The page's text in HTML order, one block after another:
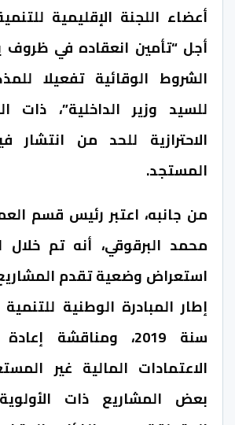
أعضاء اللجنة الإقليمية
أجل “تأمين انعقاده في ظروف
الشروط الوقائية تفعيلا
للسيد وزير الداخلية”، ذات
الاحترازية للحد من انتشار
المستجد.
من جانبه، اعتبر رئيس قسم
محمد البرقوقي، أنه تم خلال
استعراض وضعية تقدم
إطار المبادرة الوطنية
سنة 2019، ومناقشة
الاعتمادات المالية غير
بعض المشاريع ذات